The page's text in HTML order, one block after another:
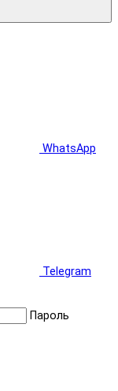
WhatsApp
Telegram
Пароль